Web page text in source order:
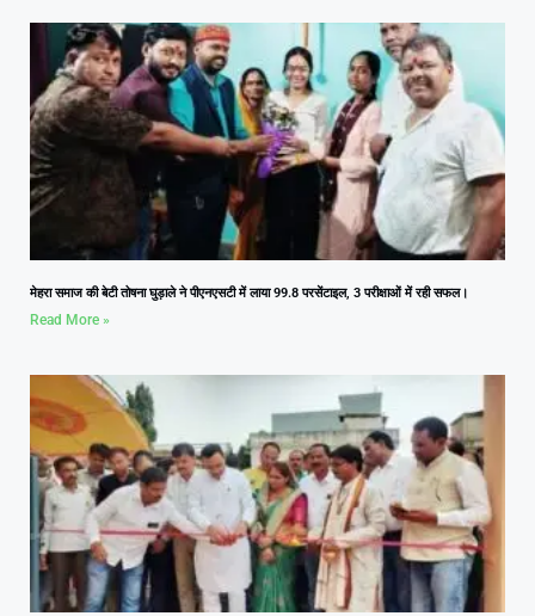
मेहरा समाज की बेटी तोषना घुड़ाले ने पीएनएसटी में लाया 99.8 परसेंटाइल, 3 परीक्षाओं में रही सफल।
Read More »